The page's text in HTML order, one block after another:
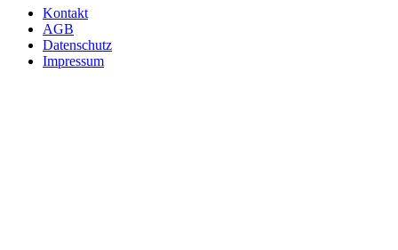
Kontakt
AGB
Datenschutz
Impressum